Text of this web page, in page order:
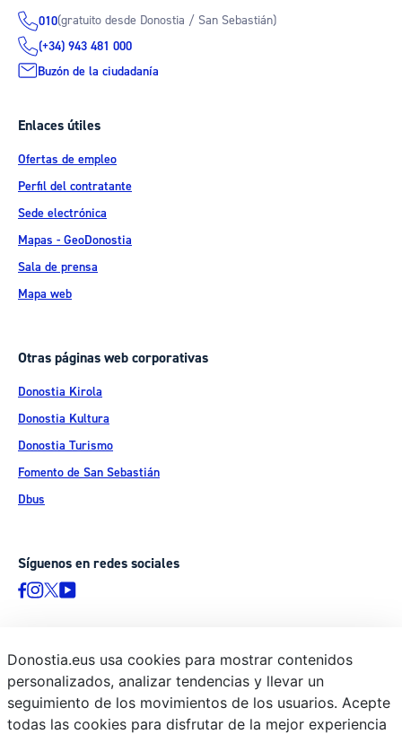
010(gratuito desde Donostia / San Sebastián)
(+34) 943 481 000
Buzón de la ciudadanía
Enlaces útiles
Ofertas de empleo
Perfil del contratante
Sede electrónica
Mapas - GeoDonostia
Sala de prensa
Mapa web
Otras páginas web corporativas
Donostia Kirola
Donostia Kultura
Donostia Turismo
Fomento de San Sebastián
Dbus
Síguenos en redes sociales
© Donostiako Udala - Ayuntamiento de Donostia / San Sebastián
Ijentea 1, 20003 Donostia / San Sebastián
Aviso legal
Donostia.eus usa cookies para mostrar contenidos
personalizados, analizar tendencias y llevar un
seguimiento de los movimientos de los usuarios. Acepte
todas las cookies para disfrutar de la mejor experiencia